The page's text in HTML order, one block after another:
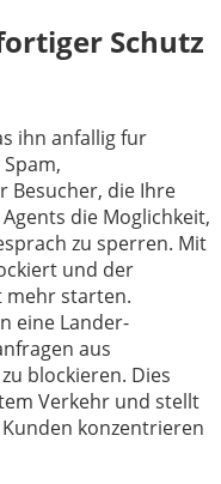
Schutz
ihn anfallig fur
Besucher, die Ihre
die Moglichkeit,
zu sperren. Mit
und der
mehr starten.
eine Lander-
aus
blockieren. Dies
Verkehr und stellt
konzentrieren